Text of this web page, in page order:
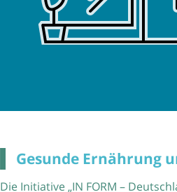
Gesunde Ernährung
Die Initiative „IN FORM –